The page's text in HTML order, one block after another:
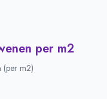
per m2
(per m2)